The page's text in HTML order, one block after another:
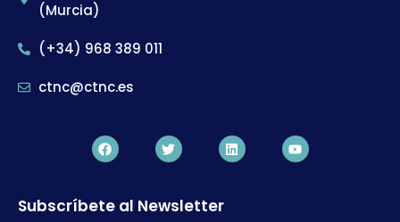
(Murcia)
(+34) 968 389 011
ctnc@ctnc.es
Subscríbete al Newsletter